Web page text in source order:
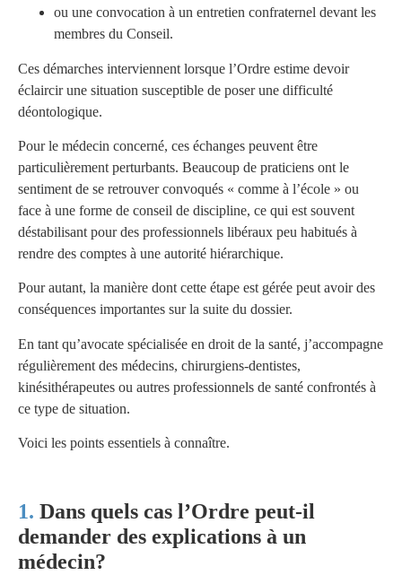
ou une convocation à un entretien confraternel devant les
membres du Conseil.
Ces démarches interviennent lorsque l’Ordre estime devoir
éclaircir une situation susceptible de poser une difficulté
déontologique.
Pour le médecin concerné, ces échanges peuvent être
particulièrement perturbants. Beaucoup de praticiens ont le
sentiment de se retrouver convoqués « comme à l’école » ou
face à une forme de conseil de discipline, ce qui est souvent
déstabilisant pour des professionnels libéraux peu habitués à
rendre des comptes à une autorité hiérarchique.
Pour autant, la manière dont cette étape est gérée peut avoir des
conséquences importantes sur la suite du dossier.
En tant qu’avocate spécialisée en droit de la santé, j’accompagne
régulièrement des médecins, chirurgiens-dentistes,
kinésithérapeutes ou autres professionnels de santé confrontés à
ce type de situation.
Voici les points essentiels à connaître.
Dans quels cas l’Ordre peut-il
demander des explications à un
médecin?